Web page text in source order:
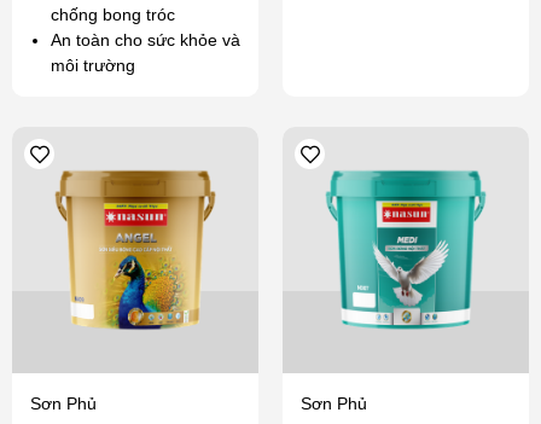
chống bong tróc
An toàn cho sức khỏe và
môi trường
Sơn Phủ Sơn Phủ